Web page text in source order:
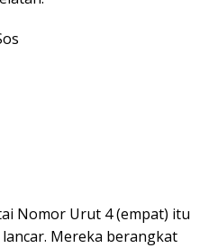
Nomor Urut 4 (empat) itu
Mereka berangkat